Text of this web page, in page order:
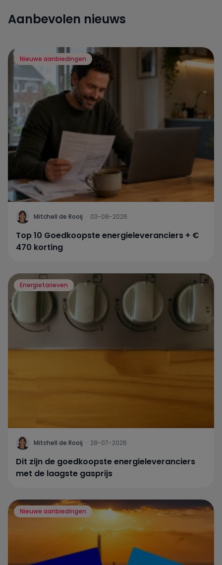
Aanbevolen nieuws
Nieuwe aanbiedingen
Mitchell de Rooij · 03-08-2026
Top 10 Goedkoopste energieleveranciers + €
470 korting
Energietarieven
Mitchell de Rooij · 28-07-2026
Dit zijn de goedkoopste energieleveranciers
met de laagste gasprijs
Nieuwe aanbiedingen